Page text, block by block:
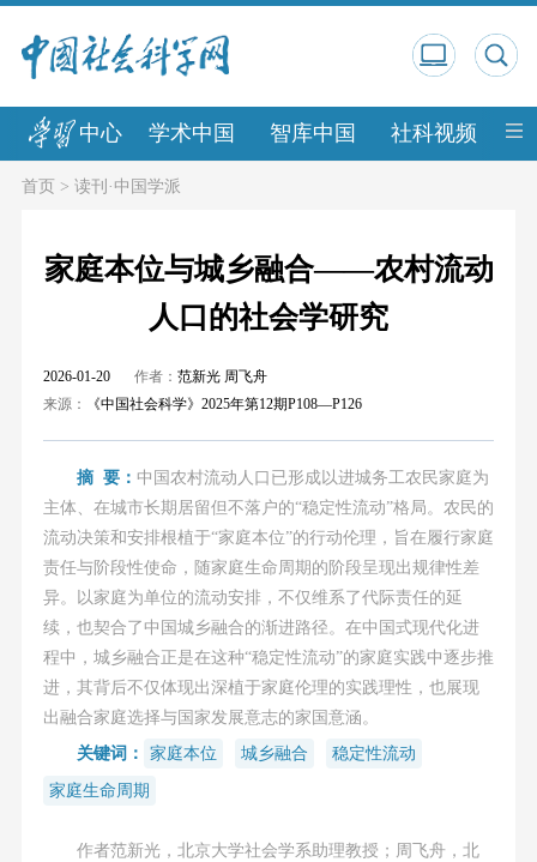
中心 学术中国 智库中国 社科视频 中
首页> 读刊·中国学派
家庭本位与城乡融合——农村流动
人口的社会学研究
2026-01-20 作者： 范新光 周飞舟
来源：
《中国社会科学》2025年第12期P108—P126
摘 要： 中国农村流动人口已形成以进城务工农民家庭为
主体、在城市长期居留但不落户的“稳定性流动”格局。农民的
流动决策和安排根植于“家庭本位”的行动伦理，旨在履行家庭
责任与阶段性使命，随家庭生命周期的阶段呈现出规律性差
异。以家庭为单位的流动安排，不仅维系了代际责任的延
续，也契合了中国城乡融合的渐进路径。在中国式现代化进
程中，城乡融合正是在这种“稳定性流动”的家庭实践中逐步推
进，其背后不仅体现出深植于家庭伦理的实践理性，也展现
出融合家庭选择与国家发展意志的家国意涵。
关键词：
家庭本位 城乡融合 稳定性流动
家庭生命周期
作者范新光，北京大学社会学系助理教授；周飞舟，北